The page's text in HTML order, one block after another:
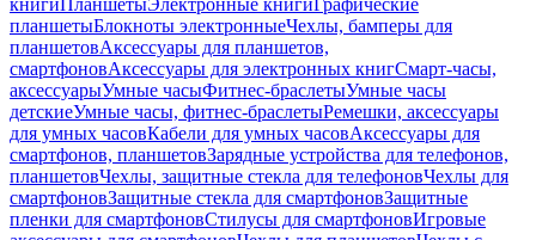
книгиПланшетыЭлектронные книгиГрафические
планшетыБлокноты электронныеЧехлы, бамперы для
планшетовАксессуары для планшетов,
смартфоновАксессуары для электронных книгСмарт-часы,
аксессуарыУмные часыФитнес-браслетыУмные часы
детскиеУмные часы, фитнес-браслетыРемешки, аксессуары
для умных часовКабели для умных часовАксессуары для
смартфонов, планшетовЗарядные устройства для телефонов,
планшетовЧехлы, защитные стекла для телефоновЧехлы для
смартфоновЗащитные стекла для смартфоновЗащитные
пленки для смартфоновСтилусы для смартфоновИгровые